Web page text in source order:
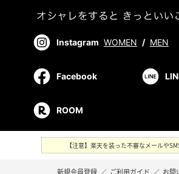
Instagram WOMEN / MEN
Facebook
ROOM
【注意】楽天を装った不審なメールや